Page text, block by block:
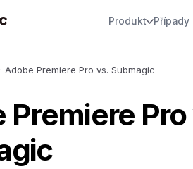
Produkt Případy
Adobe Premiere Pro vs. Submagic
Premiere